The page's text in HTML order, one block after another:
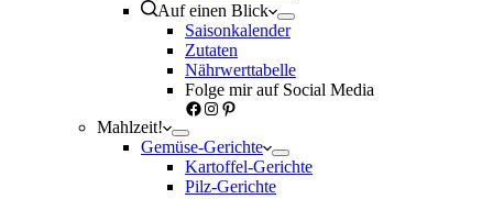
Auf einen Blick
Saisonkalender
Zutaten
Nährwerttabelle
Folge mir auf Social Media
Facebook
Instagram
Pinterest
Mahlzeit!
Gemüse-Gerichte
Kartoffel-Gerichte
Pilz-Gerichte